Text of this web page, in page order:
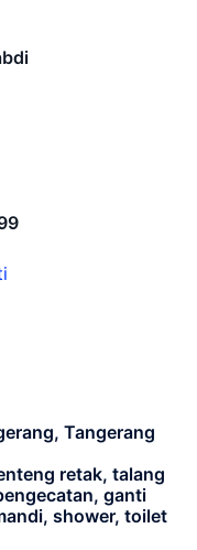
Tangerang
retak, talang
ganti
shower, toilet